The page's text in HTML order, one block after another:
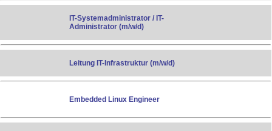
IT-Systemadministrator / IT-
Administrator (m/w/d)
Leitung IT-Infrastruktur (m/w/d)
Embedded Linux Engineer